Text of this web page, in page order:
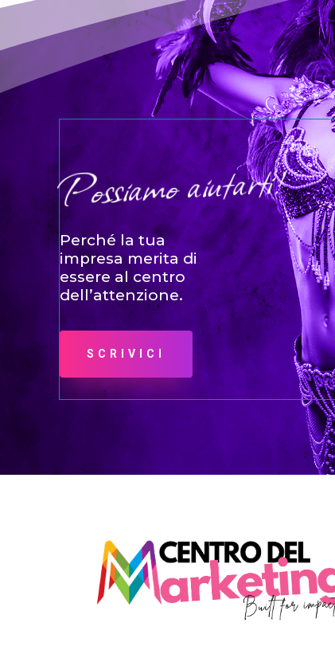
Possiamo aiutarti!
Perché la tua
impresa merita di
essere al centro
dell’attenzione.
SCRIVICI